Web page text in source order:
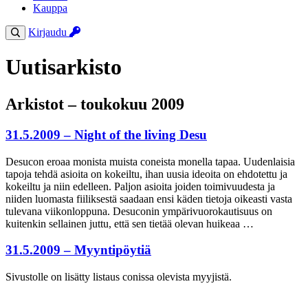
Kauppa
Kirjaudu
Uutisarkisto
Arkistot – toukokuu 2009
31.5.2009 – Night of the living Desu
Desucon eroaa monista muista coneista monella tapaa. Uudenlaisia
tapoja tehdä asioita on kokeiltu, ihan uusia ideoita on ehdotettu ja
kokeiltu ja niin edelleen. Paljon asioita joiden toimivuudesta ja
niiden luomasta fiiliksestä saadaan ensi käden tietoja oikeasti vasta
tulevana viikonloppuna. Desuconin ympärivuorokautisuus on
kuitenkin sellainen juttu, että sen tietää olevan huikeaa …
31.5.2009 – Myyntipöytiä
Sivustolle on lisätty listaus conissa olevista myyjistä.